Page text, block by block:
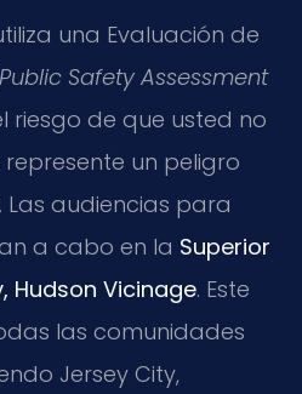
una Evaluación de
Public Safety Assessment
riesgo de que usted no
un peligro
audiencias para
a cabo en la Superior
Hudson Vicinage. Este
las comunidades
Jersey City,